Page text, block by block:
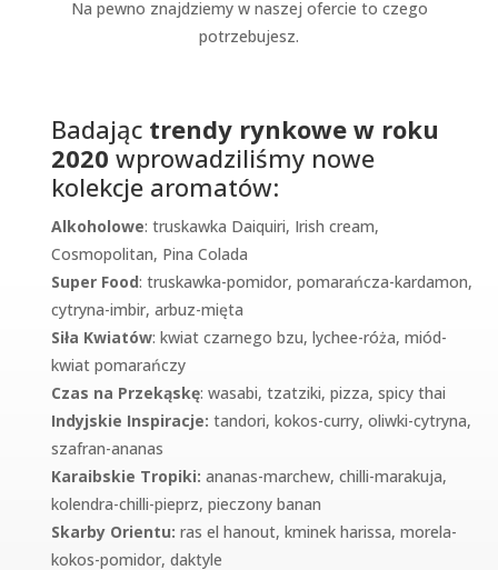
Na pewno znajdziemy w naszej ofercie to czego
potrzebujesz.
Badając trendy rynkowe w roku
2020 wprowadziliśmy nowe
kolekcje aromatów:
Alkoholowe: truskawka Daiquiri, Irish cream,
Cosmopolitan, Pina Colada
Super Food: truskawka-pomidor, pomarańcza-kardamon,
cytryna-imbir, arbuz-mięta
Siła Kwiatów: kwiat czarnego bzu, lychee-róża, miód-
kwiat pomarańczy
Czas na Przekąskę: wasabi, tzatziki, pizza, spicy thai
Indyjskie Inspiracje: tandori, kokos-curry, oliwki-cytryna,
szafran-ananas
Karaibskie Tropiki: ananas-marchew, chilli-marakuja,
kolendra-chilli-pieprz, pieczony banan
Skarby Orientu: ras el hanout, kminek harissa, morela-
kokos-pomidor, daktyle